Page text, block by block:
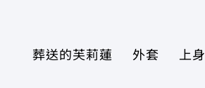
葬送的芙莉蓮 外套 上身